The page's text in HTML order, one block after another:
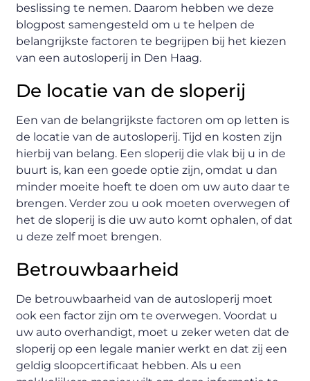
beslissing te nemen. Daarom hebben we deze
blogpost samengesteld om u te helpen de
belangrijkste factoren te begrijpen bij het kiezen
van een autosloperij in Den Haag.
De locatie van de sloperij
Een van de belangrijkste factoren om op letten is
de locatie van de autosloperij. Tijd en kosten zijn
hierbij van belang. Een sloperij die vlak bij u in de
buurt is, kan een goede optie zijn, omdat u dan
minder moeite hoeft te doen om uw auto daar te
brengen. Verder zou u ook moeten overwegen of
het de sloperij is die uw auto komt ophalen, of dat
u deze zelf moet brengen.
Betrouwbaarheid
De betrouwbaarheid van de autosloperij moet
ook een factor zijn om te overwegen. Voordat u
uw auto overhandigt, moet u zeker weten dat de
sloperij op een legale manier werkt en dat zij een
geldig sloopcertificaat hebben. Als u een